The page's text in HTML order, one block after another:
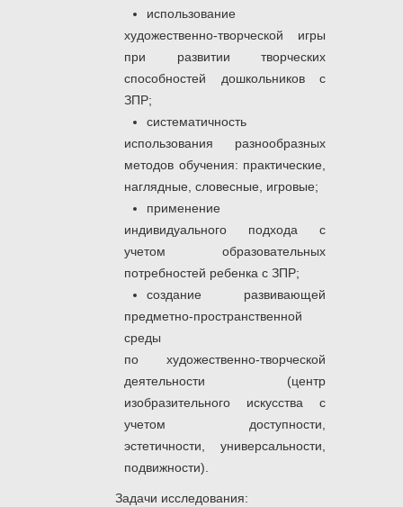
использование
художественно-творческой игры
при развитии творческих
способностей дошкольников с
ЗПР;
систематичность
использования разнообразных
методов обучения: практические,
наглядные, словесные, игровые;
применение
индивидуального подхода с
учетом образовательных
потребностей ребенка с ЗПР;
создание развивающей
предметно-пространственной
среды
по художественно-творческой
деятельности (центр
изобразительного искусства с
учетом доступности,
эстетичности, универсальности,
подвижности).
Задачи исследования: